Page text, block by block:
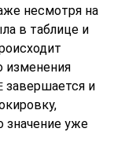
несмотря на
в таблице и
изменения
завершается и
значение уже